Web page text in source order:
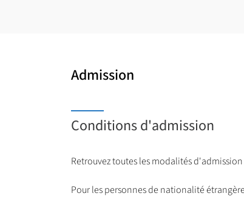
Admission
Conditions d'admission
Retrouvez toutes les modalités d'admission
Pour les personnes de nationalité